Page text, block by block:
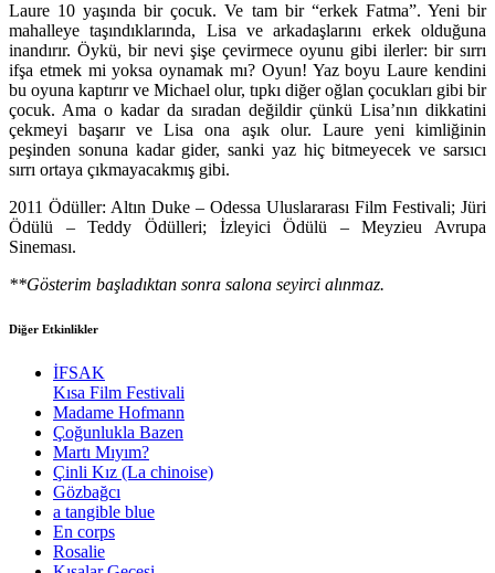
Laure 10 yaşında bir çocuk. Ve tam bir “erkek Fatma”. Yeni bir
mahalleye taşındıklarında, Lisa ve arkadaşlarını erkek olduğuna
inandırır. Öykü, bir nevi şişe çevirmece oyunu gibi ilerler: bir sırrı
ifşa etmek mi yoksa oynamak mı? Oyun! Yaz boyu Laure kendini
bu oyuna kaptırır ve Michael olur, tıpkı diğer oğlan çocukları gibi bir
çocuk. Ama o kadar da sıradan değildir çünkü Lisa’nın dikkatini
çekmeyi başarır ve Lisa ona aşık olur. Laure yeni kimliğinin
peşinden sonuna kadar gider, sanki yaz hiç bitmeyecek ve sarsıcı
sırrı ortaya çıkmayacakmış gibi.
2011 Ödüller: Altın Duke – Odessa Uluslararası Film Festivali; Jüri
Ödülü – Teddy Ödülleri; İzleyici Ödülü – Meyzieu Avrupa
Sineması.
**Gösterim başladıktan sonra salona seyirci alınmaz.
Diğer Etkinlikler
İFSAK
Kısa Film Festivali
Madame Hofmann
Çoğunlukla Bazen
Martı Mıyım?
Çinli Kız (La chinoise)
Gözbağcı
a tangible blue
En corps
Rosalie